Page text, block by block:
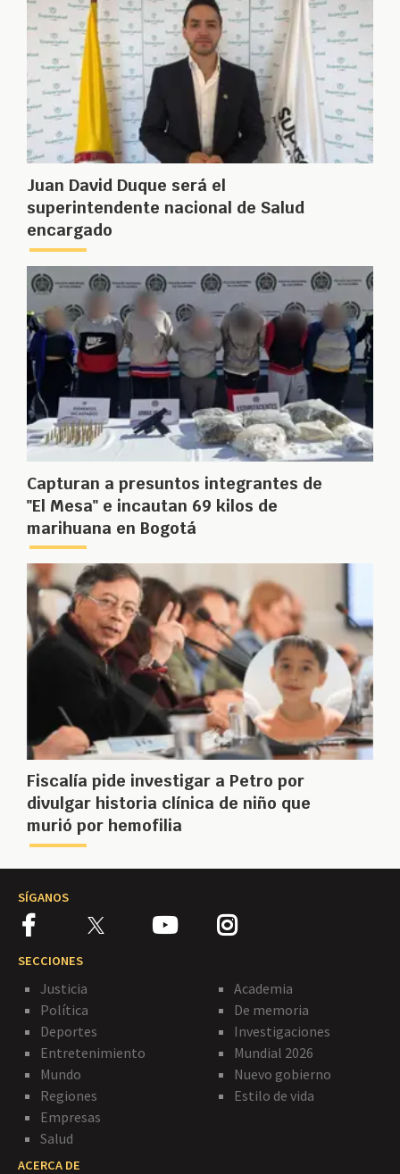
Juan David Duque será el
superintendente nacional de Salud
encargado
Capturan a presuntos integrantes de
"El Mesa" e incautan 69 kilos de
marihuana en Bogotá
Fiscalía pide investigar a Petro por
divulgar historia clínica de niño que
murió por hemofilia
SÍGANOS
SECCIONES
Justicia
Política
Deportes
Entretenimiento
Mundo
Regiones
Empresas
Salud
Academia
De memoria
Investigaciones
Mundial 2026
Nuevo gobierno
Estilo de vida
ACERCA DE